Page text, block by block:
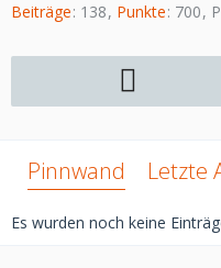
Beiträge 138 Punkte 700
Pinnwand Letzte
Es wurden noch keine